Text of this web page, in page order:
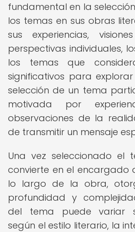
fundamental en la
los temas en sus obras
sus experiencias,
perspectivas individuales,
los temas que
significativos para
selección de un tema
motivada por
observaciones de la
de transmitir un mensaje
Una vez seleccionado el
convierte en el encargado
lo largo de la obra,
profundidad y
del tema puede variar
según el estilo literario, la